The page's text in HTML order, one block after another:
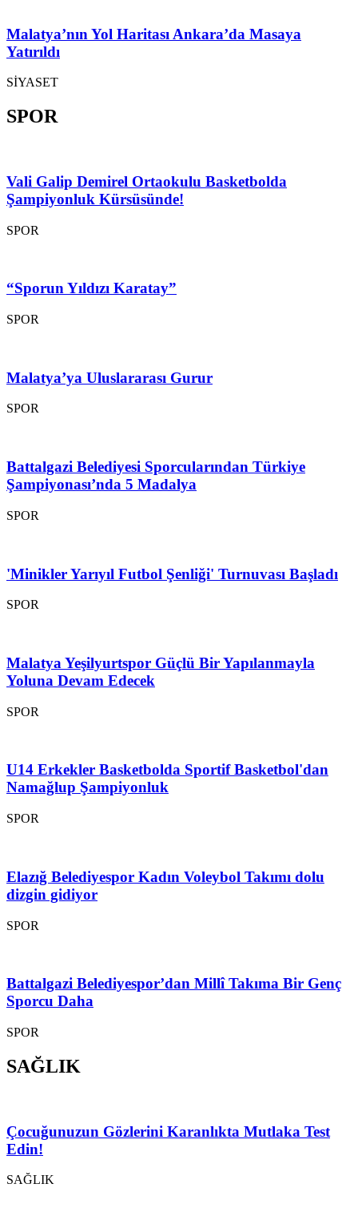
Malatya’nın Yol Haritası Ankara’da Masaya
Yatırıldı
SİYASET
SPOR
Vali Galip Demirel Ortaokulu Basketbolda
Şampiyonluk Kürsüsünde!
SPOR
“Sporun Yıldızı Karatay”
SPOR
Malatya’ya Uluslararası Gurur
SPOR
Battalgazi Belediyesi Sporcularından Türkiye
Şampiyonası’nda 5 Madalya
SPOR
'Minikler Yarıyıl Futbol Şenliği' Turnuvası Başladı
SPOR
Malatya Yeşilyurtspor Güçlü Bir Yapılanmayla
Yoluna Devam Edecek
SPOR
U14 Erkekler Basketbolda Sportif Basketbol'dan
Namağlup Şampiyonluk
SPOR
Elazığ Belediyespor Kadın Voleybol Takımı dolu
dizgin gidiyor
SPOR
Battalgazi Belediyespor’dan Millî Takıma Bir Genç
Sporcu Daha
SPOR
SAĞLIK
Çocuğunuzun Gözlerini Karanlıkta Mutlaka Test
Edin!
SAĞLIK